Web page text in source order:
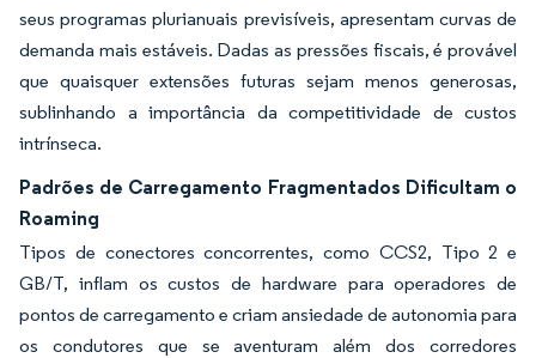
seus programas plurianuais previsíveis, apresentam curvas de
demanda mais estáveis. Dadas as pressões fiscais, é provável
que quaisquer extensões futuras sejam menos generosas,
sublinhando a importância da competitividade de custos
intrínseca.
Padrões de Carregamento Fragmentados Dificultam o
Roaming
Tipos de conectores concorrentes, como CCS2, Tipo 2 e
GB/T, inflam os custos de hardware para operadores de
pontos de carregamento e criam ansiedade de autonomia para
os condutores que se aventuram além dos corredores